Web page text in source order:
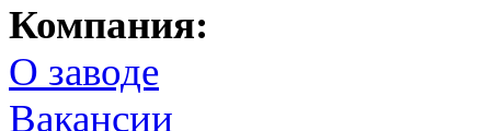
Компания:
О заводе
Вакансии